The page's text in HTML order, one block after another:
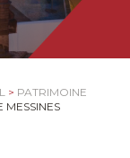
> PATRIMOINE
MESSINES